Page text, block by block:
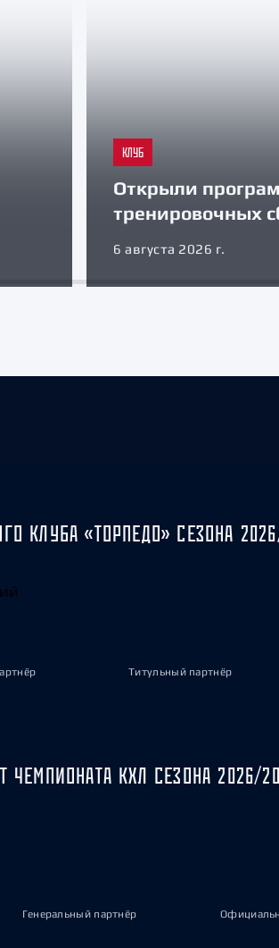
КЛУБ
Открыли
тренировочных
6 августа 2026 г.
КЛУБА «ТОРПЕДО» СЕЗОНА
Титульный партнёр
ЧЕМПИОНАТА КХЛ СЕЗОНА 2026/
Генеральный партнёр